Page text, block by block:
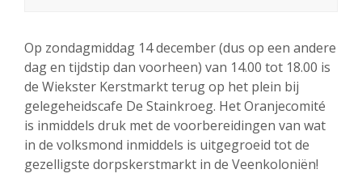
Op zondagmiddag 14 december (dus op een andere
dag en tijdstip dan voorheen) van 14.00 tot 18.00 is
de Wiekster Kerstmarkt terug op het plein bij
gelegeheidscafe De Stainkroeg. Het Oranjecomité
is inmiddels druk met de voorbereidingen van wat
in de volksmond inmiddels is uitgegroeid tot de
gezelligste dorpskerstmarkt in de Veenkoloniën!